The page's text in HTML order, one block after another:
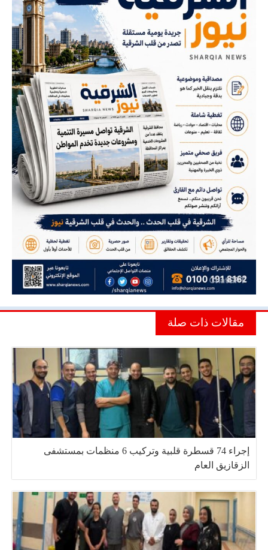
مقالات ذات صلة
إجراء 74 قسطرة قلبية وتركيب 6 منظمات بمستشفى
الزقازيق العام